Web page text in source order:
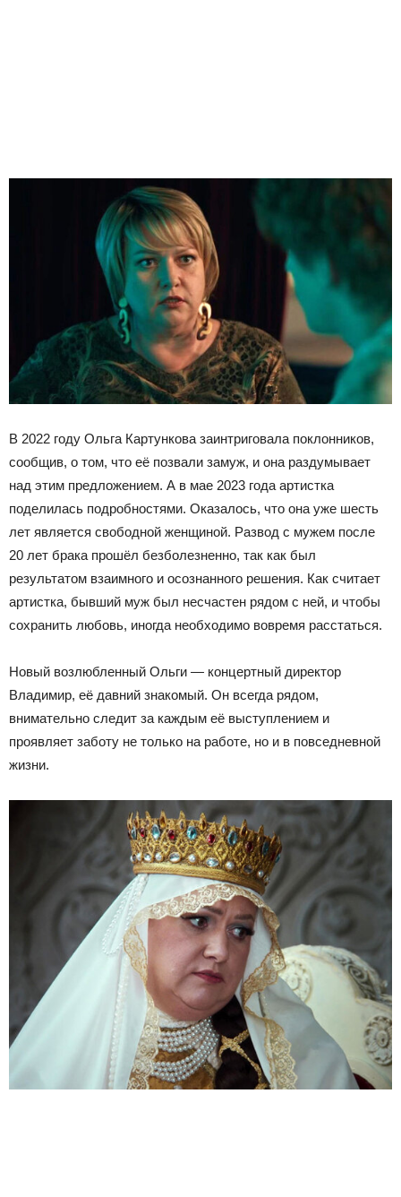
В 2022 году Ольга Картункова заинтриговала поклонников,
сообщив, о том, что её позвали замуж, и она раздумывает
над этим предложением. А в мае 2023 года артистка
поделилась подробностями. Оказалось, что она уже шесть
лет является свободной женщиной. Развод с мужем после
20 лет брака прошёл безболезненно, так как был
результатом взаимного и осознанного решения. Как считает
артистка, бывший муж был несчастен рядом с ней, и чтобы
сохранить любовь, иногда необходимо вовремя расстаться.
Новый возлюбленный Ольги — концертный директор
Владимир, её давний знакомый. Он всегда рядом,
внимательно следит за каждым её выступлением и
проявляет заботу не только на работе, но и в повседневной
жизни.